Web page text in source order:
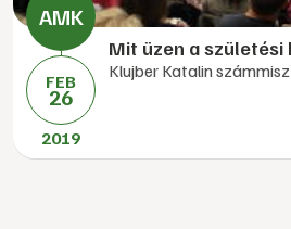
FEB
26
2019
Mit üzen a születési
Klujber Katalin